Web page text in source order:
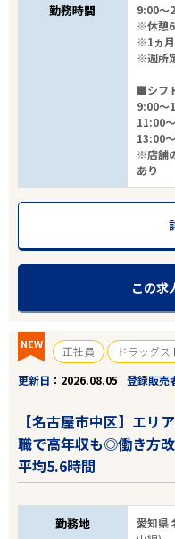
勤務時間
9:00～
※休憩
※1ヵ月
※週所
■シフ
9:00～
11:00
13:00
※店舗
あり
この求
NEW 正社員
ドラッグス
更新日
2026.08.05 登録販売
【名古屋市中区】エリ
職で高年収も◎働き方
平均5.6時間
勤務地 愛知県